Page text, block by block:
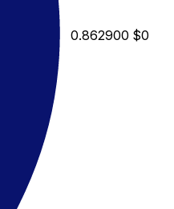
0.862900 $0